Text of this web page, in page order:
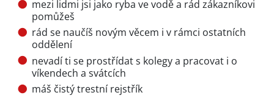
mezi lidmi jsi jako ryba ve vodě a rád zákazníkovi
pomůžeš
rád se naučíš novým věcem i v rámci ostatních
oddělení
nevadí ti se prostřídat s kolegy a pracovat i o
víkendech a svátcích
máš čistý trestní rejstřík